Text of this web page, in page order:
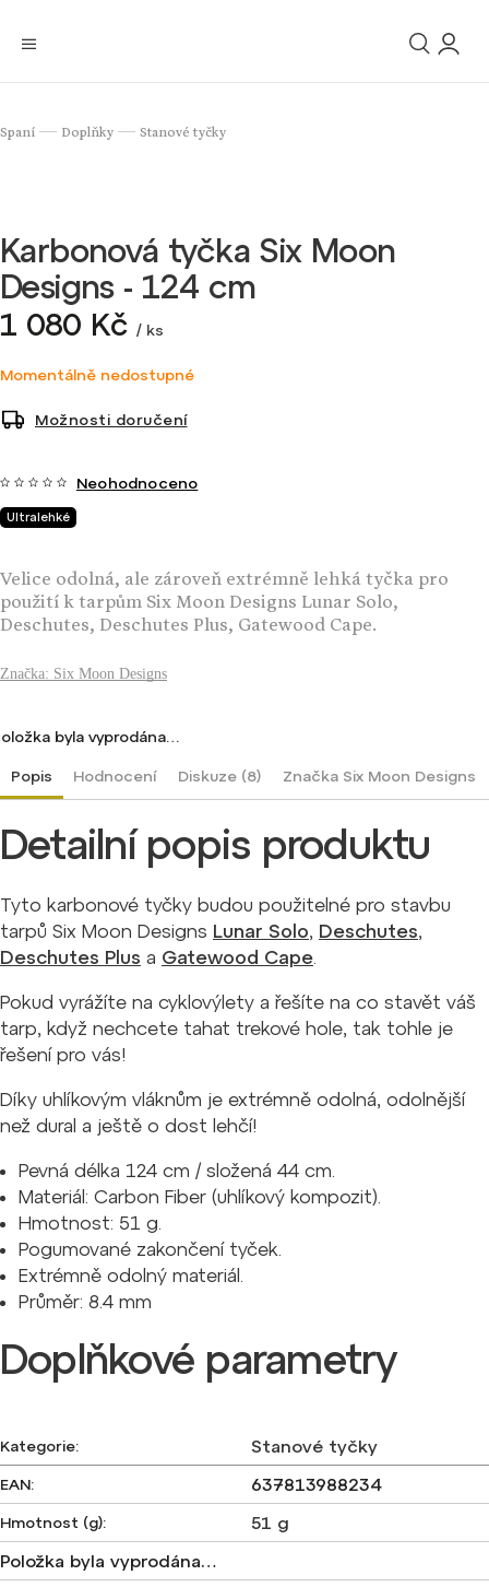
Spaní / Doplňky / Stanové tyčky
Karbonová tyčka Six Moon
Designs - 124 cm
1 080 Kč / ks
Momentálně nedostupné
Možnosti doručení
Ultralehké
Neohodnoceno
Velice odolná, ale zároveň extrémně lehká tyčka pro
použití k tarpům Six Moon Designs Lunar Solo,
Deschutes, Deschutes Plus, Gatewood Cape.
Značka: Six Moon Designs
byla vyprodána…
Popis Hodnocení Diskuze (8) ZnačkaSix Moon Designs
Detailní popis produktu
Tyto karbonové tyčky budou použitelné pro stavbu
tarpů Six Moon Designs Lunar Solo, Deschutes,
Deschutes Plus a Gatewood Cape.
Pokud vyrážíte na cyklovýlety a řešíte na co stavět váš
tarp, když nechcete tahat trekové hole, tak tohle je
řešení pro vás!
Díky uhlíkovým vláknům je extrémně odolná, odolnější
než dural a ještě o dost lehčí!
Pevná délka 124 cm / složená 44 cm.
Materiál: Carbon Fiber (uhlíkový kompozit).
Hmotnost: 51 g.
Pogumované zakončení tyček.
Extrémně odolný materiál.
Průměr: 8.4 mm
Doplňkové parametry
Kategorie: Stanové tyčky
EAN: 637813988234
Hmotnost (g):
51 g
Položka byla vyprodána…